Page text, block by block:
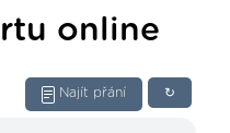
online
↻
Najít přání